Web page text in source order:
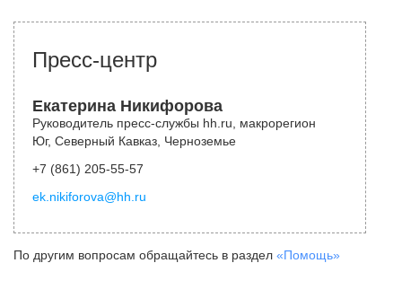
Пресс-центр
Екатерина Никифорова
Руководитель пресс-службы hh.ru, макрорегион
Юг, Северный Кавказ, Черноземье
+7 (861) 205-55-57
ek.nikiforova@hh.ru
По другим вопросам обращайтесь в раздел «Помощь»